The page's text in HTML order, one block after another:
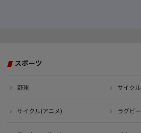
スポーツ
野球 サイクル
サイクル(アニメ) ラグビー